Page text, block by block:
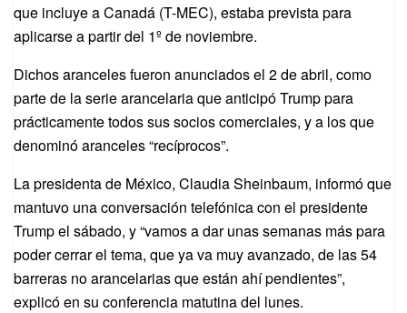
que incluye a Canadá (T-MEC), estaba prevista para
aplicarse a partir del 1º de noviembre.
Dichos aranceles fueron anunciados el 2 de abril, como
parte de la serie arancelaria que anticipó Trump para
prácticamente todos sus socios comerciales, y a los que
denominó aranceles “recíprocos”.
La presidenta de México, Claudia Sheinbaum, informó que
mantuvo una conversación telefónica con el presidente
Trump el sábado, y “vamos a dar unas semanas más para
poder cerrar el tema, que ya va muy avanzado, de las 54
barreras no arancelarias que están ahí pendientes”,
explicó en su conferencia matutina del lunes.